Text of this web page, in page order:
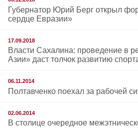
Губернатор Юрий Берг открыл
сердце Евразии»
17.09.2018
Власти Сахалина: проведение в
Азии» даст толчок развитию
06.11.2014
Полтавченко поехал за рабочей
02.06.2014
В столице очередное